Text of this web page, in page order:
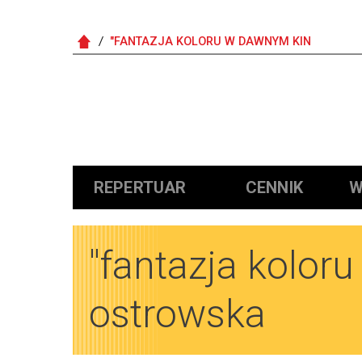
"FANTAZJA KOLORU W DAWNYM KIN
Główna nawigacja
REPERTUAR CENNIK
"fantazja
ostrowska